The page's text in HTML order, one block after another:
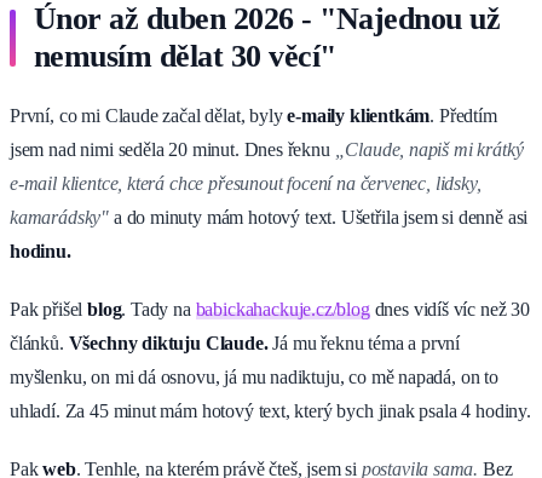
Únor až duben 2026 - "Najednou už
nemusím dělat 30 věcí"
První, co mi Claude začal dělat, bylye-maily klientkám. Předtím
jsem nad nimi seděla 20 minut. Dnes řeknu
„Claude, napiš mi krátký
e-mail klientce, která chce přesunout focení na červenec, lidsky,
kamarádsky" a do minuty mám hotový text. Ušetřila jsem si denně asi
hodinu.
Pak přišelblog. Tady na babickahackuje.cz/blogdnes vidíš víc než 30
článků. Všechny diktuju Claude.Já mu řeknu téma a první
myšlenku, on mi dá osnovu, já mu nadiktuju, co mě napadá, on to
uhladí. Za 45 minut mám hotový text, který bych jinak psala 4 hodiny.
Pakweb. Tenhle, na kterém právě čteš, jsem si postavila sama. Bez